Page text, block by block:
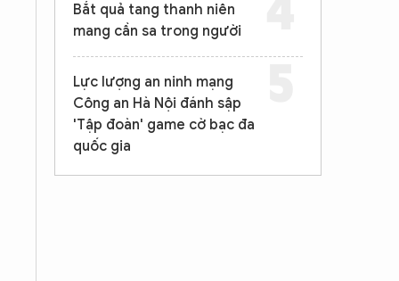
Bắt quả tang thanh niên
mang cần sa trong người
Lực lượng an ninh mạng
Công an Hà Nội đánh sập
'Tập đoàn' game cờ bạc đa
quốc gia